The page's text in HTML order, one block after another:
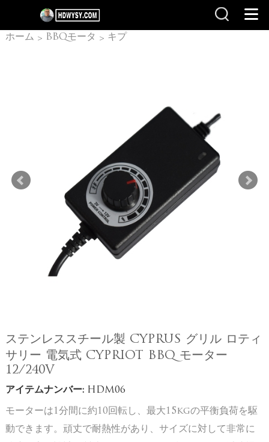
ホーム > BBQモータ > キプ
ステンレススチール製 CYPRUS グリル ロティ
サリー 電気式 CYPRIOT BBQ モーター
12/240V
アイテムナンバー:HDM06
モーターは1分間に約10回転し、最大15kgの平衡負荷を駆
動できます。頑丈で耐熱性があり、サイズに対して非常に